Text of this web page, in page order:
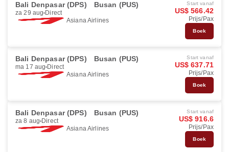
Bali Denpasar (DPS) Busan (PUS)
za 29 aug Direct
Asiana Airlines
Start vanaf
US$ 566.42
Prijs/Pax
Boek
Bali Denpasar (DPS) Busan (PUS)
ma 17 aug Direct
Asiana Airlines
Start vanaf
US$ 637.71
Prijs/Pax
Boek
Bali Denpasar (DPS) Busan (PUS)
za 8 aug Direct
Asiana Airlines
Start vanaf
US$ 916.6
Prijs/Pax
Boek